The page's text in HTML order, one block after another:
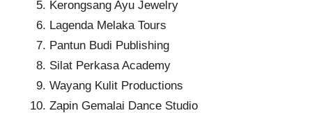
Kerongsang Ayu Jewelry
Lagenda Melaka Tours​
Pantun Budi Publishing​
Silat Perkasa Academy​
Wayang Kulit Productions​
Zapin Gemalai Dance Studio​